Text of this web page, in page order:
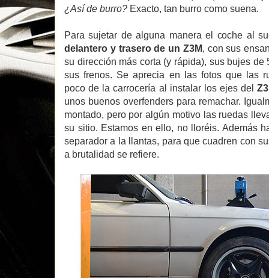
¿Así de burro? Exacto, tan burro como suena.
Para sujetar de alguna manera el coche al
delantero y trasero de un Z3M, con sus
su dirección más corta (y rápida), sus bujes
sus frenos. Se aprecia en las fotos que las
poco de la carrocería al instalar los ejes del
unos buenos overfenders para remachar.
montado, pero por algún motivo las ruedas
su sitio. Estamos en ello, no lloréis. Además
separador a la llantas, para que cuadren con
a brutalidad se refiere.